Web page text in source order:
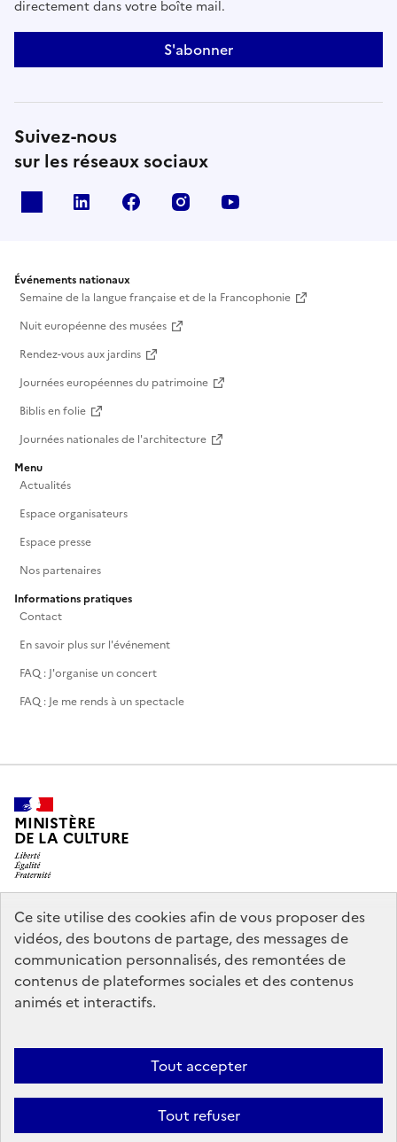
Ce site utilise des cookies afin de vous proposer des
vidéos, des boutons de partage, des messages de
communication personnalisés, des remontées de
contenus de plateformes sociales et des contenus
animés et interactifs.
Tout accepter
Tout refuser
directement dans votre boîte mail.
S'abonner
Suivez-nous
sur les réseaux sociaux
Linkedin Facebook Instagram
Événements nationaux
Semaine de la langue française et de la Francophonie
Nuit européenne des musées
Rendez-vous aux jardins
Journées européennes du patrimoine
Biblis en folie
Journées nationales de l'architecture
Menu
Actualités
Espace organisateurs
Espace presse
Nos partenaires
Informations pratiques
Contact
En savoir plus sur l'événement
FAQ : J'organise un concert
FAQ : Je me rends à un spectacle
MINISTÈRE
DE LA CULTURE
legifrance.gouv.fr
info.gouv.fr
service-public.gouv.fr
data.gouv.fr
Accessibilité : partiellement conforme
Politique générale de
Mentions légales
témoins de connexion (cookies)
Crédits